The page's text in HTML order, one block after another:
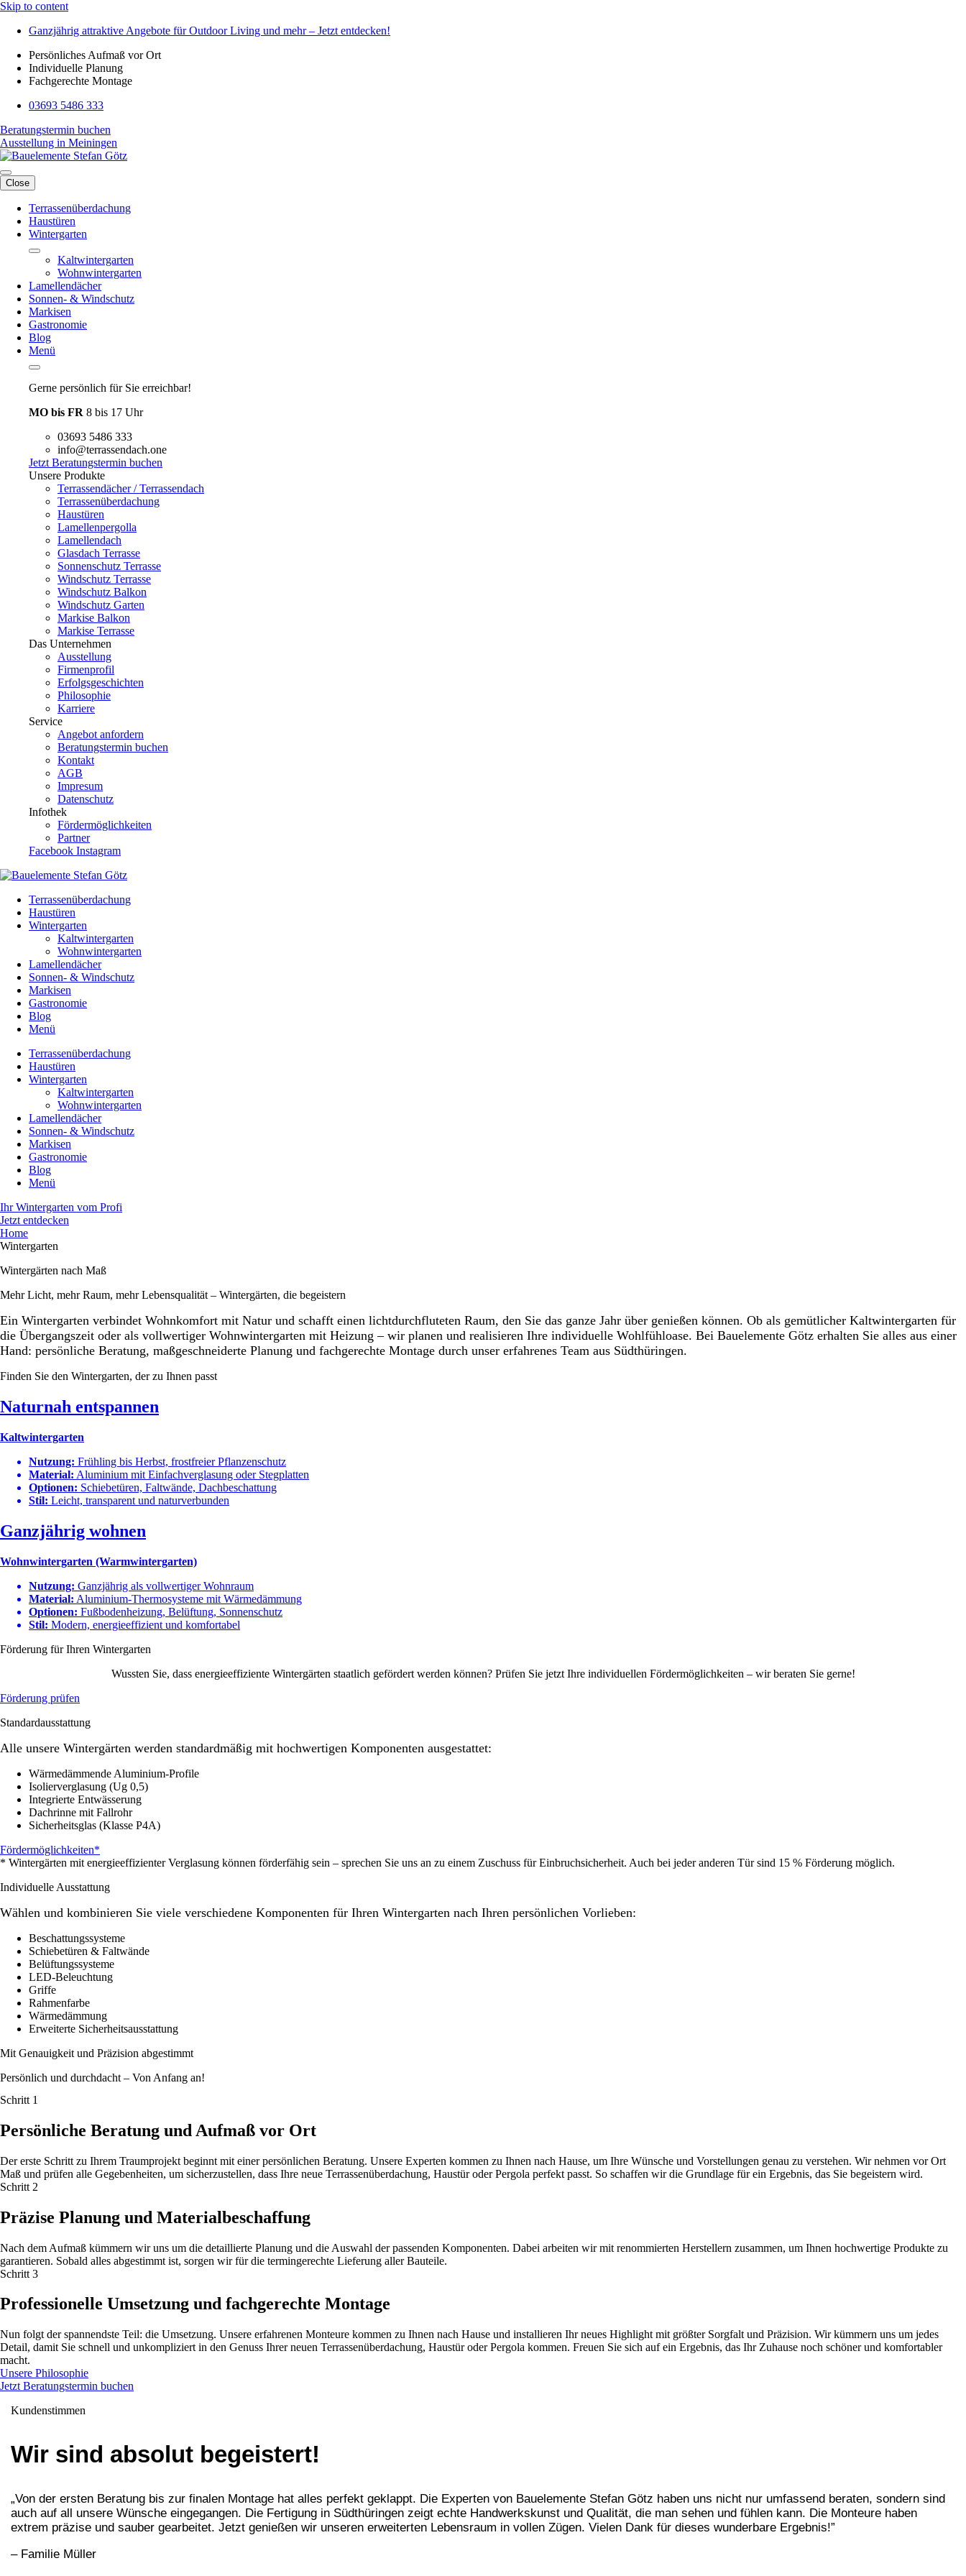
Skip to content
Ganzjährig attraktive Angebote für Outdoor Living und mehr – Jetzt entdecken!
Persönliches Aufmaß vor Ort
Individuelle Planung
Fachgerechte Montage
03693 5486 333
Beratungstermin buchen
Ausstellung in Meiningen
Close
Terrassenüberdachung
Haustüren
Wintergarten
Kaltwintergarten
Wohnwintergarten
Lamellendächer
Sonnen- & Windschutz
Markisen
Gastronomie
Blog
Menü
Gerne persönlich für Sie erreichbar!
MO bis FR 8 bis 17 Uhr
03693 5486 333
info@terrassendach.one
Jetzt Beratungstermin buchen
Unsere Produkte
Terrassendächer / Terrassendach
Terrassenüberdachung
Haustüren
Lamellenpergolla
Lamellendach
Glasdach Terrasse
Sonnenschutz Terrasse
Windschutz Terrasse
Windschutz Balkon
Windschutz Garten
Markise Balkon
Markise Terrasse
Das Unternehmen
Ausstellung
Firmenprofil
Erfolgsgeschichten
Philosophie
Karriere
Service
Angebot anfordern
Beratungstermin buchen
Kontakt
AGB
Impresum
Datenschutz
Infothek
Fördermöglichkeiten
Partner
Facebook Instagram
Terrassenüberdachung
Haustüren
Wintergarten
Kaltwintergarten
Wohnwintergarten
Lamellendächer
Sonnen- & Windschutz
Markisen
Gastronomie
Blog
Menü
Terrassenüberdachung
Haustüren
Wintergarten
Kaltwintergarten
Wohnwintergarten
Lamellendächer
Sonnen- & Windschutz
Markisen
Gastronomie
Blog
Menü
Ihr Wintergarten vom Profi
Jetzt entdecken
Home
Wintergarten
Wintergärten nach Maß
Mehr Licht, mehr Raum, mehr Lebensqualität – Wintergärten, die begeistern
Ein Wintergarten verbindet Wohnkomfort mit Natur und schafft einen lichtdurchfluteten Raum, den Sie das ganze Jahr über genießen können. Ob als gemütlicher Kaltwintergarten für
die Übergangszeit oder als vollwertiger Wohnwintergarten mit Heizung – wir planen und realisieren Ihre individuelle Wohlfühloase. Bei Bauelemente Götz erhalten Sie alles aus einer
Hand: persönliche Beratung, maßgeschneiderte Planung und fachgerechte Montage durch unser erfahrenes Team aus Südthüringen.
Finden Sie den Wintergarten, der zu Ihnen passt
Naturnah entspannen
Kaltwintergarten
Nutzung: Frühling bis Herbst, frostfreier Pflanzenschutz
Material: Aluminium mit Einfachverglasung oder Stegplatten
Optionen: Schiebetüren, Faltwände, Dachbeschattung
Stil: Leicht, transparent und naturverbunden
Ganzjährig wohnen
Wohnwintergarten (Warmwintergarten)
Nutzung: Ganzjährig als vollwertiger Wohnraum
Material: Aluminium-Thermosysteme mit Wärmedämmung
Optionen: Fußbodenheizung, Belüftung, Sonnenschutz
Stil: Modern, energieeffizient und komfortabel
Förderung für Ihren Wintergarten
Wussten Sie, dass energieeffiziente Wintergärten staatlich gefördert werden können? Prüfen Sie jetzt Ihre individuellen Fördermöglichkeiten – wir beraten Sie gerne!
Förderung prüfen
Standardausstattung
Alle unsere Wintergärten werden standardmäßig mit hochwertigen Komponenten ausgestattet:
Wärmedämmende Aluminium-Profile
Isolierverglasung (Ug 0,5)
Integrierte Entwässerung
Dachrinne mit Fallrohr
Sicherheitsglas (Klasse P4A)
Fördermöglichkeiten*
* Wintergärten mit energieeffizienter Verglasung können förderfähig sein – sprechen Sie uns an zu einem Zuschuss für Einbruchsicherheit. Auch bei jeder anderen Tür sind 15 % Förderung möglich.
Individuelle Ausstattung
Wählen und kombinieren Sie viele verschiedene Komponenten für Ihren Wintergarten nach Ihren persönlichen Vorlieben:
Beschattungssysteme
Schiebetüren & Faltwände
Belüftungssysteme
LED-Beleuchtung
Griffe
Rahmenfarbe
Wärmedämmung
Erweiterte Sicherheitsausstattung
Mit Genauigkeit und Präzision abgestimmt
Persönlich und durchdacht – Von Anfang an!
Schritt 1
Persönliche Beratung und Aufmaß vor Ort
Der erste Schritt zu Ihrem Traumprojekt beginnt mit einer persönlichen Beratung. Unsere Experten kommen zu Ihnen nach Hause, um Ihre Wünsche und Vorstellungen genau zu verstehen. Wir nehmen vor Ort
Maß und prüfen alle Gegebenheiten, um sicherzustellen, dass Ihre neue Terrassenüberdachung, Haustür oder Pergola perfekt passt. So schaffen wir die Grundlage für ein Ergebnis, das Sie begeistern wird.
Schritt 2
Präzise Planung und Materialbeschaffung
Nach dem Aufmaß kümmern wir uns um die detaillierte Planung und die Auswahl der passenden Komponenten. Dabei arbeiten wir mit renommierten Herstellern zusammen, um Ihnen hochwertige Produkte zu
garantieren. Sobald alles abgestimmt ist, sorgen wir für die termingerechte Lieferung aller Bauteile.
Schritt 3
Professionelle Umsetzung und fachgerechte Montage
Nun folgt der spannendste Teil: die Umsetzung. Unsere erfahrenen Monteure kommen zu Ihnen nach Hause und installieren Ihr neues Highlight mit größter Sorgfalt und Präzision. Wir kümmern uns um jedes
Detail, damit Sie schnell und unkompliziert in den Genuss Ihrer neuen Terrassenüberdachung, Haustür oder Pergola kommen. Freuen Sie sich auf ein Ergebnis, das Ihr Zuhause noch schöner und komfortabler
macht.
Unsere Philosophie
Jetzt Beratungstermin buchen
Kundenstimmen
Wir sind absolut begeistert!
„Von der ersten Beratung bis zur finalen Montage hat alles perfekt geklappt. Die Experten von Bauelemente Stefan Götz haben uns nicht nur umfassend beraten, sondern sind
auch auf all unsere Wünsche eingegangen. Die Fertigung in Südthüringen zeigt echte Handwerkskunst und Qualität, die man sehen und fühlen kann. Die Monteure haben
extrem präzise und sauber gearbeitet. Jetzt genießen wir unseren erweiterten Lebensraum in vollen Zügen. Vielen Dank für dieses wunderbare Ergebnis!”
– Familie Müller